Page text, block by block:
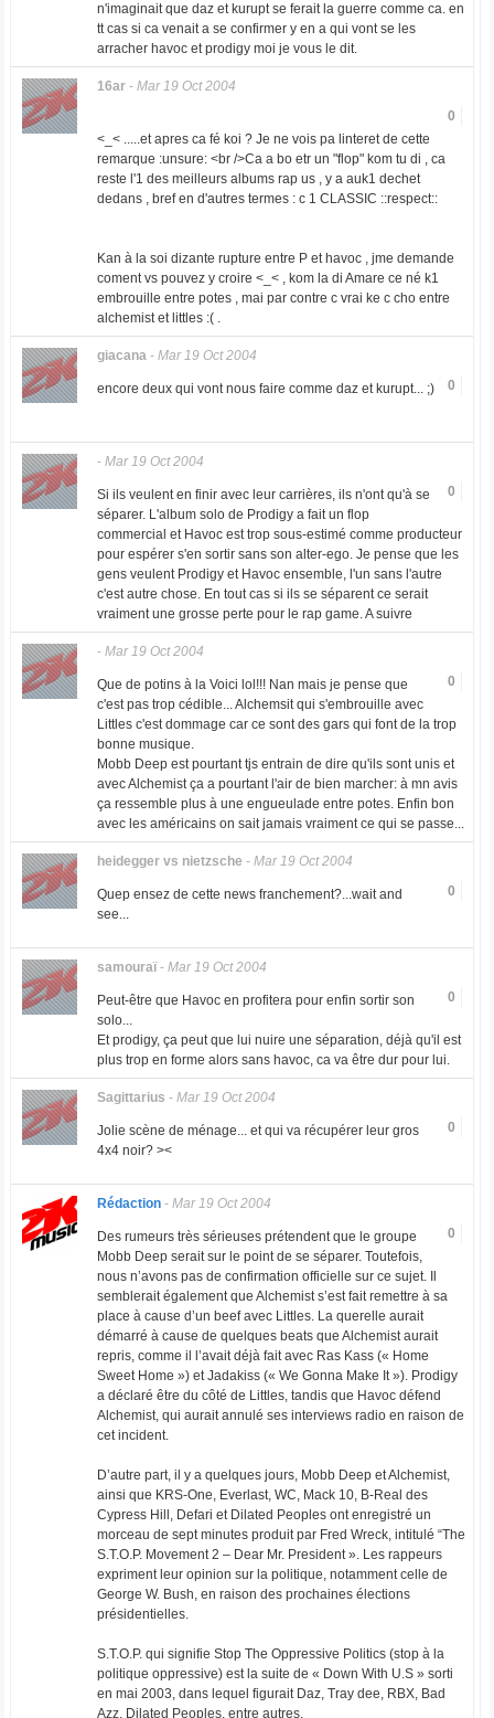
n'imaginait que daz et kurupt se ferait la guerre comme ca. en
tt cas si ca venait a se confirmer y en a qui vont se les
arracher havoc et prodigy moi je vous le dit.
16ar- Mar 19 Oct 2004
0
<_< .....et apres ca fé koi ? Je ne vois pa linteret de cette
remarque :unsure: <br />Ca a bo etr un "flop" kom tu di , ca
reste l'1 des meilleurs albums rap us , y a auk1 dechet
dedans , bref en d'autres termes : c 1 CLASSIC ::respect::
Kan à la soi dizante rupture entre P et havoc , jme demande
coment vs pouvez y croire <_< , kom la di Amare ce né k1
embrouille entre potes , mai par contre c vrai ke c cho entre
alchemist et littles :( .
giacana- Mar 19 Oct 2004
0
encore deux qui vont nous faire comme daz et kurupt... ;)
- Mar 19 Oct 2004
0
Si ils veulent en finir avec leur carrières, ils n'ont qu'à se
séparer. L'album solo de Prodigy a fait un flop
commercial et Havoc est trop sous-estimé comme producteur
pour espérer s'en sortir sans son alter-ego. Je pense que les
gens veulent Prodigy et Havoc ensemble, l'un sans l'autre
c'est autre chose. En tout cas si ils se séparent ce serait
vraiment une grosse perte pour le rap game. A suivre
- Mar 19 Oct 2004
0
Que de potins à la Voici lol!!! Nan mais je pense que
c'est pas trop cédible... Alchemsit qui s'embrouille avec
Littles c'est dommage car ce sont des gars qui font de la trop
bonne musique.
Mobb Deep est pourtant tjs entrain de dire qu'ils sont unis et
avec Alchemist ça a pourtant l'air de bien marcher: à mn avis
ça ressemble plus à une engueulade entre potes. Enfin bon
avec les américains on sait jamais vraiment ce qui se passe...
heidegger vs nietzsche - Mar 19 Oct 2004
0
Quep ensez de cette news franchement?...wait and
see...
samouraï- Mar 19 Oct 2004
0
Peut-être que Havoc en profitera pour enfin sortir son
solo...
Et prodigy, ça peut que lui nuire une séparation, déjà qu'il est
plus trop en forme alors sans havoc, ca va être dur pour lui.
Sagittarius - Mar 19 Oct 2004
0
Jolie scène de ménage... et qui va récupérer leur gros
4x4 noir? ><
Rédaction- Mar 19 Oct 2004
0
Des rumeurs très sérieuses prétendent que le groupe
Mobb Deep serait sur le point de se séparer. Toutefois,
nous n’avons pas de confirmation officielle sur ce sujet. Il
semblerait également que Alchemist s’est fait remettre à sa
place à cause d’un beef avec Littles. La querelle aurait
démarré à cause de quelques beats que Alchemist aurait
repris, comme il l’avait déjà fait avec Ras Kass (« Home
Sweet Home ») et Jadakiss (« We Gonna Make It »). Prodigy
a déclaré être du côté de Littles, tandis que Havoc défend
Alchemist, qui aurait annulé ses interviews radio en raison de
cet incident.
D’autre part, il y a quelques jours, Mobb Deep et Alchemist,
ainsi que KRS-One, Everlast, WC, Mack 10, B-Real des
Cypress Hill, Defari et Dilated Peoples ont enregistré un
morceau de sept minutes produit par Fred Wreck, intitulé “The
S.T.O.P. Movement 2 – Dear Mr. President ». Les rappeurs
expriment leur opinion sur la politique, notamment celle de
George W. Bush, en raison des prochaines élections
présidentielles.
S.T.O.P. qui signifie Stop The Oppressive Politics (stop à la
politique oppressive) est la suite de « Down With U.S » sorti
en mai 2003, dans lequel figurait Daz, Tray dee, RBX, Bad
Azz, Dilated Peoples, entre autres.